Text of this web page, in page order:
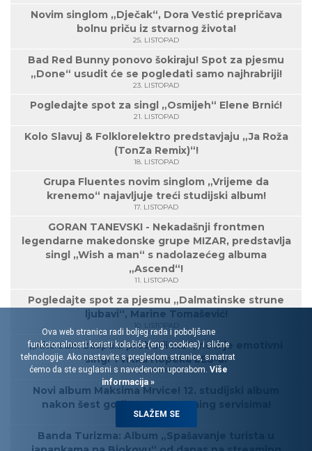
Novim singlom „Dječak“, Dora Vestić prepričava
bolnu priču iz stvarnog života!
25. LISTOPAD
Bad Red Bunny ponovo šokiraju! Spot za pjesmu
„Done“ usudit će se pogledati samo najhrabriji!
23. LISTOPAD
Pogledajte spot za singl „Osmijeh“ Elene Brnić!
21. LISTOPAD
Kolo Slavuj & Folklorelektro predstavjaju „Ja Roža
(TonZa Remix)“!
18. LISTOPAD
Grupa Fluentes novim singlom „Vrijeme da
krenemo“ najavljuje treći studijski album!
17. LISTOPAD
GORAN TANEVSKI - Nekadašnji frontmen
legendarne makedonske grupe MIZAR, predstavlja
singl „Wish a man“ s nadolazećeg albuma
„Ascend“!
11. LISTOPAD
Pogledajte spot za pjesmu „Dalmatinske strune
ljubavi“, Marine Tomašević!
10. LISTOPAD
„Ako sam zaspala probudi me“, novi je emotivni
singl Tvrtka Hopeka LES-a!
30. RUJAN
Novi album Maksima Mrvice! 12. studijski album
nakon šest godina, na streaming servisima!
27. RUJAN
Banda Turizma: Album „Spašavanje turista u
Ova web stranica radi boljeg rada i poboljšane
funkcionalnosti koristi kolačiće (eng. cookies) i slične
tehnologije. Ako nastavite s pregledom stranice, smatrat
ćemo da ste suglasni s navedenom uporabom. Više
informacija »
SLAŽEM SE